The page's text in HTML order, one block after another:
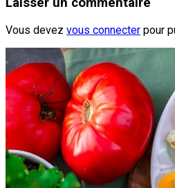
Vous devez vous connecter pour